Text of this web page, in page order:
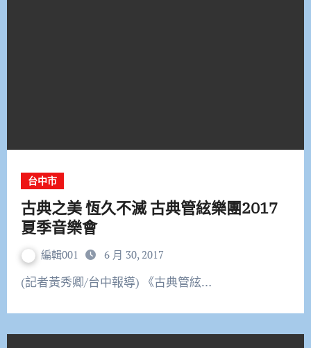
台中市
古典之美 恆久不滅 古典管絃樂團2017
夏季音樂會
編輯001 6 月 30, 2017
(記者黃秀卿/台中報導) 《古典管絃…